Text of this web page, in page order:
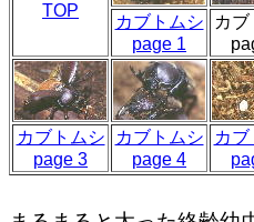
TOP
カブトムシ
page 1
カブ
カブトムシ
page 3
カブトムシ
page 4
カブ